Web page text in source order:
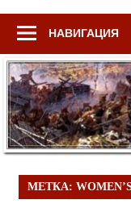
НАВИГАЦИЯ
МЕТКА: